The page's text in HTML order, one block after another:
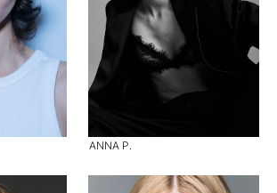
ANNA P.